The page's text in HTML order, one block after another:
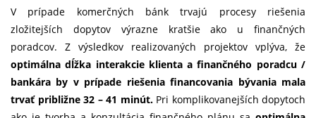
V prípade komerčných bánk trvajú procesy riešenia
zložitejších dopytov výrazne kratšie ako u finančných
poradcov. Z výsledkov realizovaných projektov vplýva, že
optimálna dĺžka interakcie klienta a finančného poradcu /
bankára by v prípade riešenia financovania bývania mala
trvať približne 32 – 41 minút.Pri komplikovanejších dopytoch